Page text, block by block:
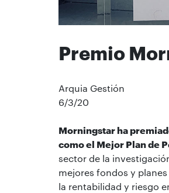
Premio
Arquia Gestión
6/3/20
Morningstar ha
como el Mejor Plan de
sector de la
mejores fondos y
la rentabilidad y riesgo